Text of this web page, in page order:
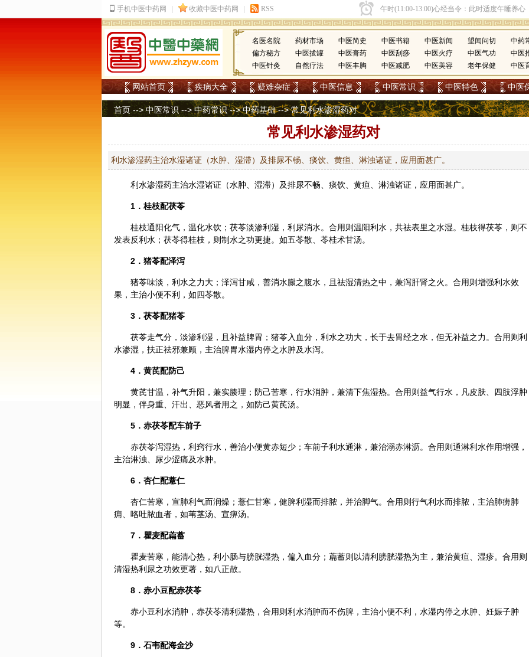
名医名院 药材市场 中医简史 中医书籍 中医新闻 望闻问切
中药
偏方秘方
中医拔罐 中医膏药 中医刮痧 中医火疗 中医气功
中医
中医针灸
自然疗法 中医丰胸 中医减肥 中医美容 老年保健 中医
网站首页 疾病大全 疑难杂症 中医信息 中医常识 中医特色 中医
首页 -->中医常识 -->中药常识-->中药基础--> 常见利水渗湿药对
常见利水渗湿药对
利水渗湿药主治水湿诸证（水肿、湿滞）及排尿不畅、痰饮、黄疸、淋浊诸证，应用面甚广。
利水渗湿药主治水湿诸证（水肿、湿滞）及排尿不畅、痰饮、黄疸、淋浊诸证，应用面甚广。
1． 桂枝配茯苓
桂枝通阳化气，温化水饮；茯苓淡渗利湿，利尿消水。合用则温阳利水，共祛表里之水湿。桂枝得茯苓，则不
发表反利水；茯苓得桂枝，则制水之功更捷。如五苓散 苓桂术甘汤。
2． 猪苓配泽泻
猪苓味淡，利水之力大；泽泻甘咸，善消水臌之腹水，且祛湿清热之中，兼泻肝肾之火。合用则增强利水效
果，主治小便不利，如四苓散。
3．茯苓配猪苓
茯苓走气分，淡渗利湿，且补益脾胃；猪苓入血分，利水之功大，长于去胃经之水，但无补益之力。合用则利
水渗湿，扶正祛邪兼顾，主治脾胃水湿内停之水肿及水泻。
4． 黄芪配防己
黄芪甘温，补气升阳，兼实腠理；防己苦寒，行水消肿，兼清下焦湿热。合用则益气行水，凡皮肤、四肢浮肿
明显，伴身重、汗出、恶风者用之，如防己黄芪汤。
5．赤茯苓配车前子
赤茯苓泻湿热，利窍行水，善治小便黄赤短少；车前子利水通淋，兼治溺赤淋沥。合用则通淋利水作用增强，
主治淋浊、尿少涩痛及水肿。
6． 杏仁配薏仁
杏仁苦寒，宣肺利气而润燥；薏仁甘寒，健脾利湿而排脓，并治脚气。合用则行气利水而排脓，主治肺痨肺
痈、咯吐脓血者，如苇茎汤、宣痹汤。
7． 瞿麦配萹蓄
瞿麦苦寒，能清心热，利小肠与膀胱湿热，偏入血分；萹蓄则以清利膀胱湿热为主，兼治黄疸、湿疹。合用则
清湿热利尿之功效更著，如八正散。
8． 赤小豆配赤茯苓
赤小豆利水消肿，赤茯苓清利湿热，合用则利水消肿而不伤脾，主治小便不利，水湿内停之水肿、妊娠子肿
等。
9． 石韦配海金沙